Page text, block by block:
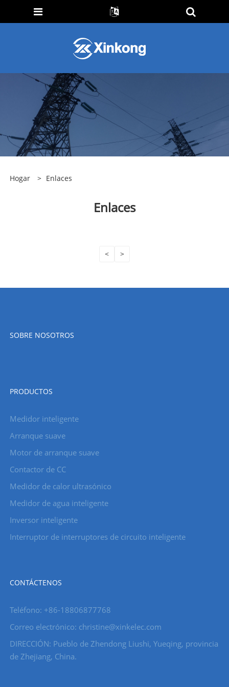
Hogar > Enlaces
Enlaces
< >
SOBRE NOSOTROS
PRODUCTOS
Medidor inteligente
Arranque suave
Motor de arranque suave
Contactor de CC
Medidor de calor ultrasónico
Medidor de agua inteligente
Inversor inteligente
Interruptor de interruptores de circuito inteligente
CONTÁCTENOS
Teléfono: +86-18806877768
Correo electrónico: christine@xinkelec.com
DIRECCIÓN: Pueblo de Zhendong Liushi, Yueqing, provincia
de Zhejiang, China.